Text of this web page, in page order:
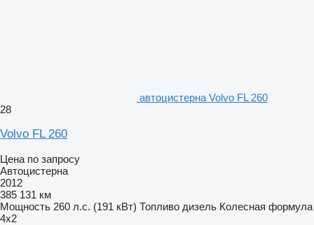
автоцистерна Volvo FL 260
28
Volvo FL 260
Цена по запросу
Автоцистерна
2012
385 131 км
Мощность 260 л.с. (191 кВт) Топливо дизель Колесная формула
4x2